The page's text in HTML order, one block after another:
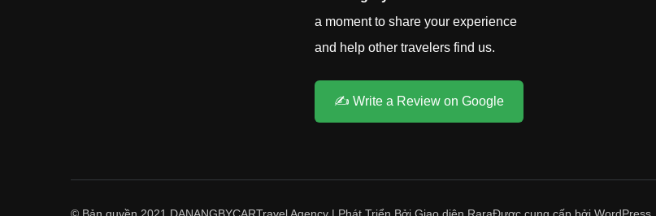
a moment to share your experience
and help other travelers find us.
✍️ Write a Review on Google